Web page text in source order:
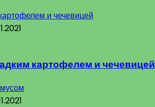
картофелем и чечевицей